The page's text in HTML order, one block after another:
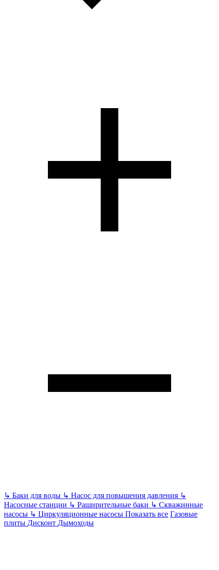
↳ Баки для воды ↳ Насос для повышения давления ↳
Насосные станции ↳ Раширительные баки ↳ Скважинные
насосы ↳ Циркуляционные насосы Показать все Газовые
плиты Дисконт Дымоходы